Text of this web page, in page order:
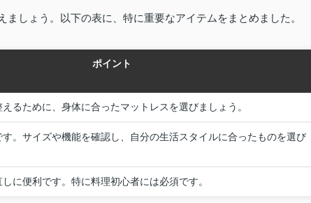
しょう。以下の表に、特に重要なアイテムをまとめました。
ポイント
るために、身体に合ったマットレスを選びましょう。
。サイズや機能を確認し、自分の生活スタイルに合ったものを選び
に便利です。特に料理初心者には必須です。